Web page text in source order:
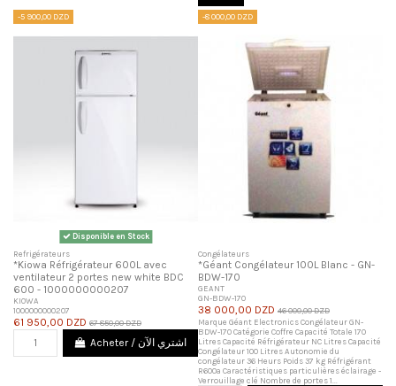
-5 900,00 DZD
Disponible en Stock
Refrigérateurs
*Kiowa Réfrigérateur 600L avec
ventilateur 2 portes new white BDC
600 - 1000000000207
KIOWA
1000000000207
61 950,00 DZD 67 850,00 DZD
Acheter / اشتري الآن
-8 000,00 DZD
Congélateurs
*Géant Congélateur 100L Blanc - GN-
BDW-170
GEANT
GN-BDW-170
38 000,00 DZD 46 000,00 DZD
Marque Géant Electronics Congélateur GN-
BDW-170 Catégorie Coffre Capacité Totale 170
Litres Capacité Réfrigérateur NC Litres Capacité
Congélateur 100 Litres Autonomie du
congélateur 36 Heurs Poids 37 kg Réfrigérant
R600a Caractéristiques particulières éclairage -
Verrouillage clé Nombre de portes 1...